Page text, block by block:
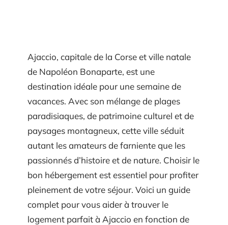
Ajaccio, capitale de la Corse et ville natale
de Napoléon Bonaparte, est une
destination idéale pour une semaine de
vacances. Avec son mélange de plages
paradisiaques, de patrimoine culturel et de
paysages montagneux, cette ville séduit
autant les amateurs de farniente que les
passionnés d’histoire et de nature. Choisir le
bon hébergement est essentiel pour profiter
pleinement de votre séjour. Voici un guide
complet pour vous aider à trouver le
logement parfait à Ajaccio en fonction de